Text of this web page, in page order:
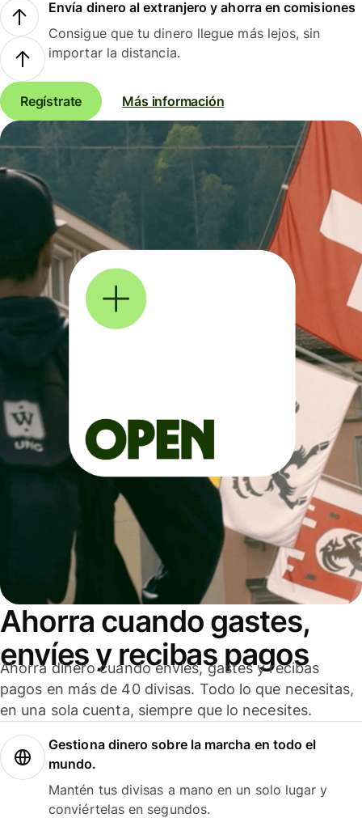
Envía dinero al extranjero y ahorra en comisiones
Consigue que tu dinero llegue más lejos, sin
importar la distancia.
Regístrate Más información
Ahorra cuando gastes,
envíes y recibas pagos
Ahorra dinero cuando envíes, gastes y recibas
pagos en más de 40 divisas. Todo lo que necesitas,
en una sola cuenta, siempre que lo necesites.
Gestiona dinero sobre la marcha en todo el
mundo.
Mantén tus divisas a mano en un solo lugar y
conviértelas en segundos.